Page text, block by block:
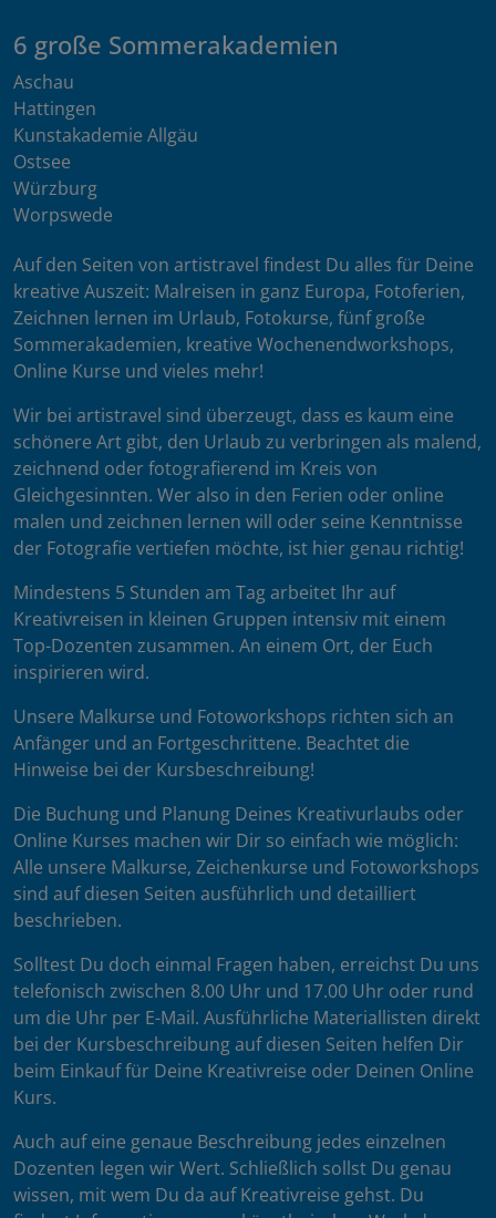
6 große Sommerakademien
Aschau
Hattingen
Kunstakademie Allgäu
Ostsee
Würzburg
Worpswede
Auf den Seiten von artistravel findest Du alles für Deine
kreative Auszeit: Malreisen in ganz Europa, Fotoferien,
Zeichnen lernen im Urlaub, Fotokurse, fünf große
Sommerakademien, kreative Wochenendworkshops,
Online Kurse und vieles mehr!
Wir bei artistravel sind überzeugt, dass es kaum eine
schönere Art gibt, den Urlaub zu verbringen als malend,
zeichnend oder fotografierend im Kreis von
Gleichgesinnten. Wer also in den Ferien oder online
malen und zeichnen lernen will oder seine Kenntnisse
der Fotografie vertiefen möchte, ist hier genau richtig!
Mindestens 5 Stunden am Tag arbeitet Ihr auf
Kreativreisen in kleinen Gruppen intensiv mit einem
Top-Dozenten zusammen. An einem Ort, der Euch
inspirieren wird.
Unsere Malkurse und Fotoworkshops richten sich an
Anfänger und an Fortgeschrittene. Beachtet die
Hinweise bei der Kursbeschreibung!
Die Buchung und Planung Deines Kreativurlaubs oder
Online Kurses machen wir Dir so einfach wie möglich:
Alle unsere Malkurse, Zeichenkurse und Fotoworkshops
sind auf diesen Seiten ausführlich und detailliert
beschrieben.
Solltest Du doch einmal Fragen haben, erreichst Du uns
telefonisch zwischen 8.00 Uhr und 17.00 Uhr oder rund
um die Uhr per E-Mail. Ausführliche Materiallisten direkt
bei der Kursbeschreibung auf diesen Seiten helfen Dir
beim Einkauf für Deine Kreativreise oder Deinen Online
Kurs.
Auch auf eine genaue Beschreibung jedes einzelnen
Dozenten legen wir Wert. Schließlich sollst Du genau
wissen, mit wem Du da auf Kreativreise gehst. Du